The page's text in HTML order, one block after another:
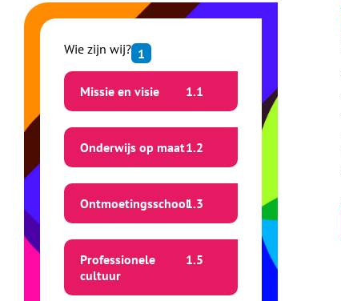
Wie zijn wij? 1
Missie en visie 1.1
Onderwijs op maat1.2
Ontmoetingsschool1.3
Professionele
cultuur
1.5